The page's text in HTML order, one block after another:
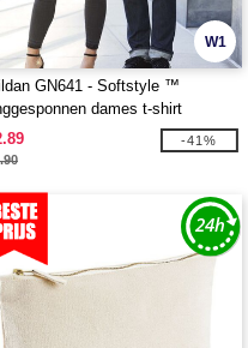
W1
GN641 - Softstyle ™
dames t-shirt
-41%